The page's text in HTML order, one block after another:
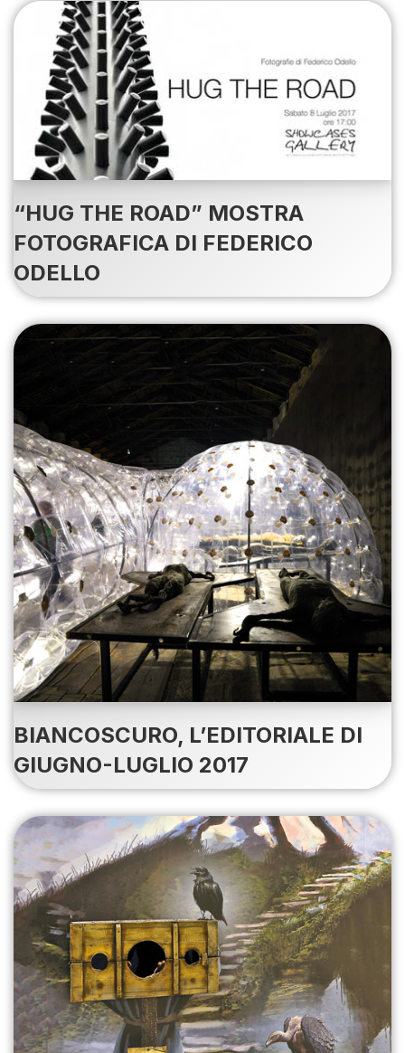
“HUG THE ROAD” MOSTRA
FOTOGRAFICA DI FEDERICO
ODELLO
BIANCOSCURO, L’EDITORIALE DI
GIUGNO-LUGLIO 2017